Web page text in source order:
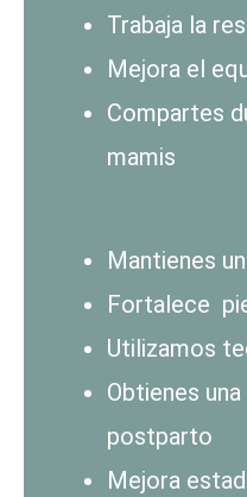
Trabaja la
Mejora el
Compartes
mamis
Mantienes
Fortalece
Utilizamos
Obtienes
postparto
Mejora